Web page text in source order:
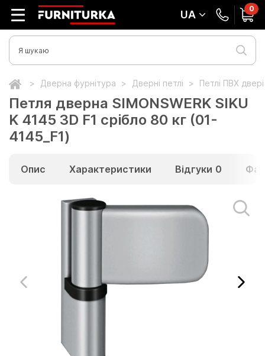
UA 0
Дверна фурнітура Дверні петлі Петлі ПВХ
Петля дверна SIMONSWERK SIKU
K 4145 3D F1 срібло 80 кг (01-
4145_F1)
Опис Характеристики Відгуки 0